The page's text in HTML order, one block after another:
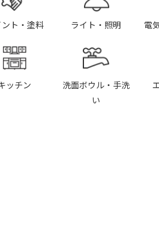
ト・塗料 ライト・照明 電
ッチン
洗面ボウル・手洗
い